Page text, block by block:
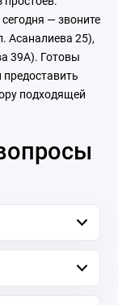
— звоните
Асаналиева 25),
39А). Готовы
подходящей